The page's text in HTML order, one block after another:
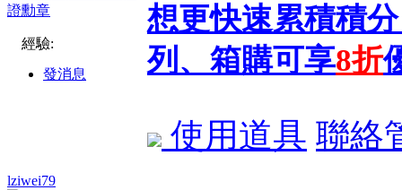
經驗:
發消息
想更快速累積積
列、箱購可享8折
使用道具 聯絡
lziwei79